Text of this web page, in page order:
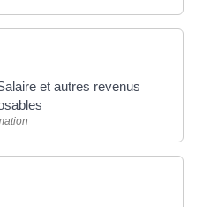
et autres revenus